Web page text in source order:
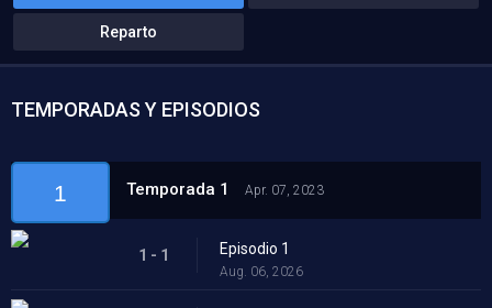
Reparto
TEMPORADAS Y EPISODIOS
1 Temporada 1 Apr. 07, 2023
1 - 1 Episodio 1
Aug. 06, 2026